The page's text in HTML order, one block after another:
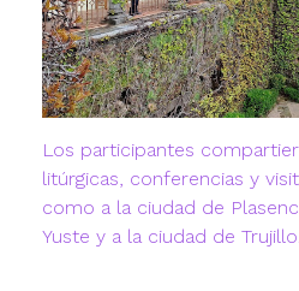
Los participantes
litúrgicas, conferencias y
como a la ciudad de
Yuste y a la ciudad de Trujillo.